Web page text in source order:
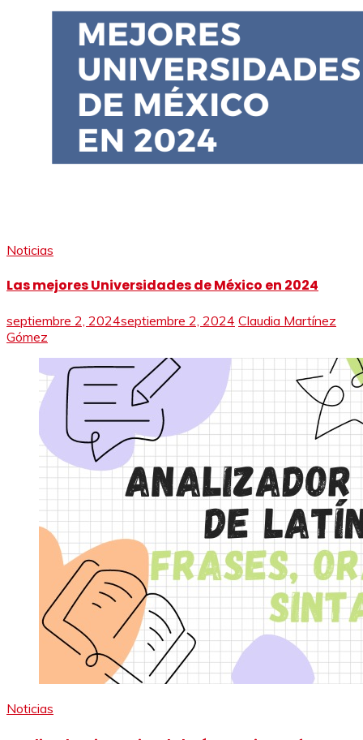
Noticias
Las mejores Universidades de México en 2024
septiembre 2, 2024septiembre 2, 2024 Claudia Martínez
Gómez
Noticias